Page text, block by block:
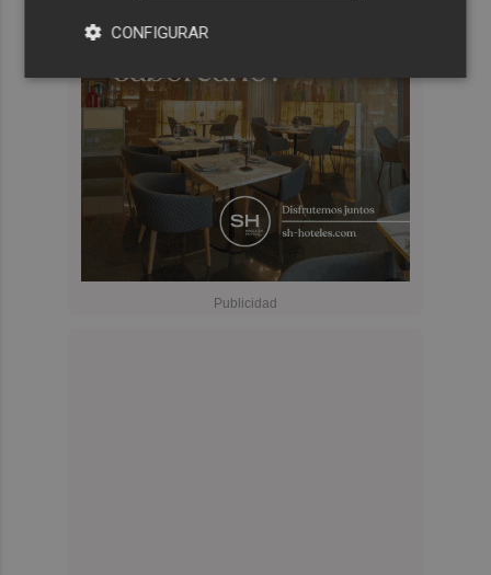
CONFIGURAR